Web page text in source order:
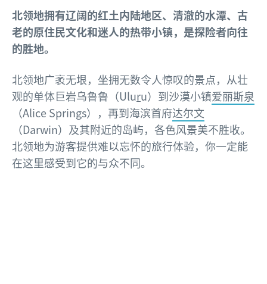
北领地拥有辽阔的红土内陆地区、清澈的水潭、古
老的原住民文化和迷人的热带小镇，是探险者向往
的胜地。
北领地广袤无垠，坐拥无数令人惊叹的景点，从壮
观的单体巨岩乌鲁鲁（Uluru）到沙漠小镇爱丽斯泉
（Alice Springs），再到海滨首府达尔文
（Darwin）及其附近的岛屿，各色风景美不胜收。
北领地为游客提供难以忘怀的旅行体验，你一定能
在这里感受到它的与众不同。